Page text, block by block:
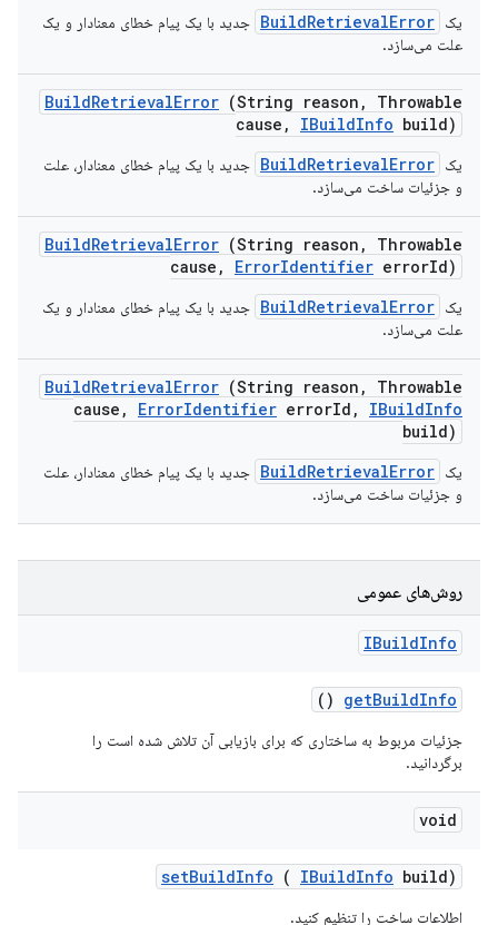
یک BuildRetrievalError جدید با یک پیام خطای معنادار و یک
علت می‌سازد.
BuildRetrievalError (String reason ,
Throwable
cause , IBuildInfo build)
یک BuildRetrievalError جدید با یک پیام خطای معنادار، علت
و جزئیات ساخت می‌سازد.
BuildRetrievalError (String reason ,
Throwable
cause , ErrorIdentifier errorId)
یک BuildRetrievalError جدید با یک پیام خطای معنادار و یک
علت می‌سازد.
BuildRetrievalError (String reason ,
Throwable
cause , ErrorIdentifier errorId , IBuildInfo
build)
یک BuildRetrievalError جدید با یک پیام خطای معنادار، علت
و جزئیات ساخت می‌سازد.
روش‌های عمومی
IBuildInfo
getBuildInfo
()
جزئیات مربوط به ساختاری که برای بازیابی آن تلاش شده است را
برگردانید.
void
setBuildInfo ( IBuildInfo build)
اطلاعات ساخت را تنظیم کنید.